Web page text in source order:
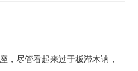
，尽管看起来过于板滞木讷，